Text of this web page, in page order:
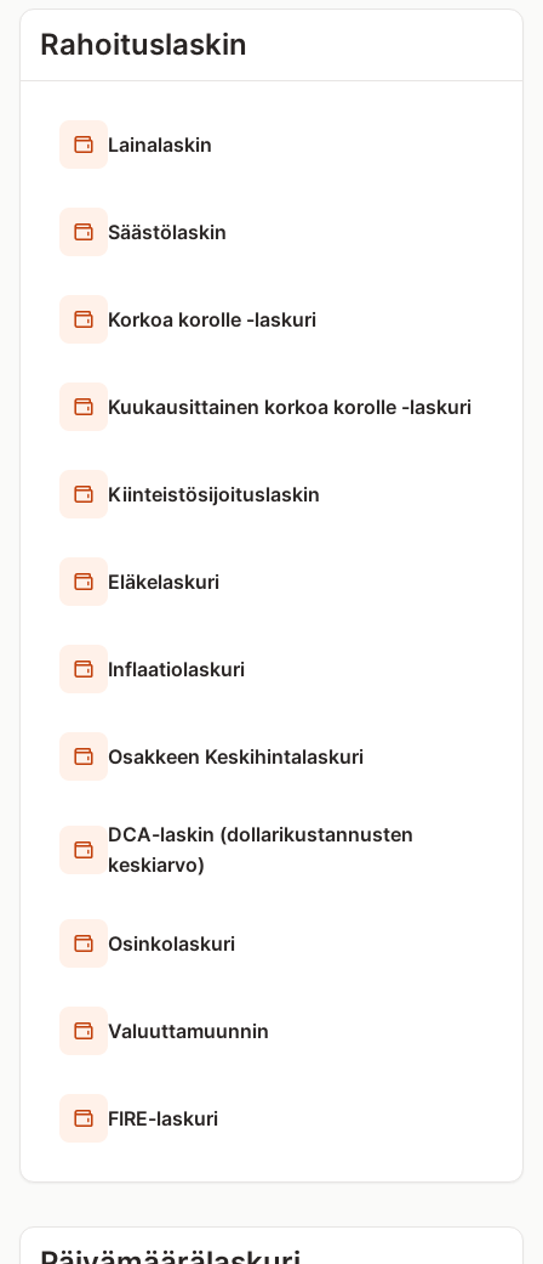
Rahoituslaskin
Lainalaskin
Säästölaskin
Korkoa korolle -laskuri
Kuukausittainen korkoa korolle -laskuri
Kiinteistösijoituslaskin
Eläkelaskuri
Inflaatiolaskuri
Osakkeen Keskihintalaskuri
DCA-laskin (dollarikustannusten
keskiarvo)
Osinkolaskuri
Valuuttamuunnin
FIRE-laskuri